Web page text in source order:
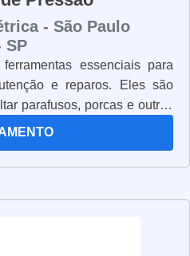
- São Paulo
SP
essenciais para
e reparos. Eles são
parafusos, porcas e outros
de pressão são muito
e possuem um design
de alta qualidade, o que
quem precisa de uma